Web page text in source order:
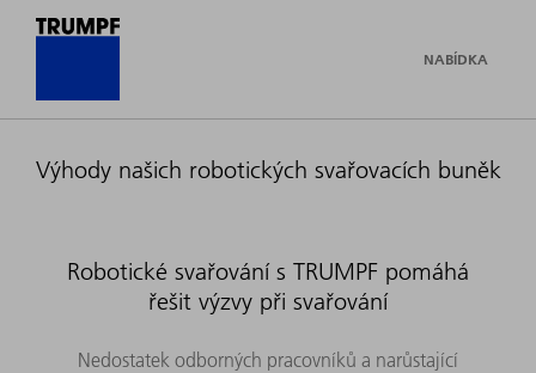
NABÍDKA
Výhody našich robotických svařovacích buněk
Robotické svařování s TRUMPF pomáhá
řešit výzvy při svařování
Nedostatek odborných pracovníků a narůstající